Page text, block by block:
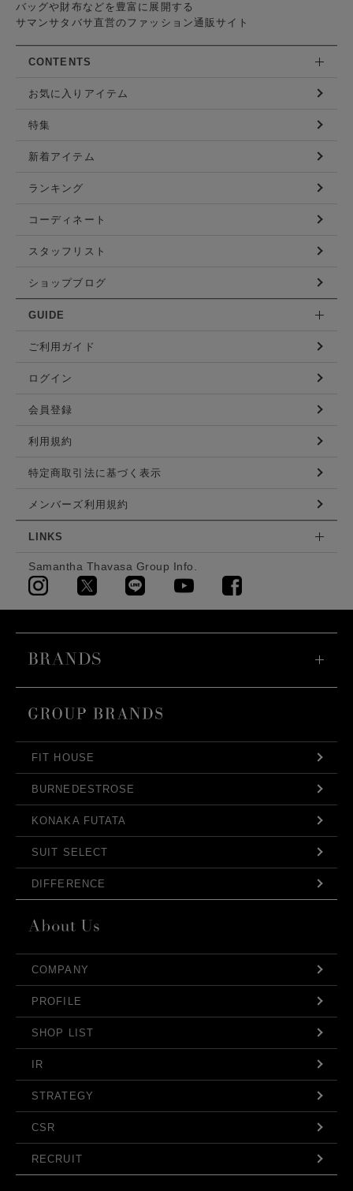
バッグや財布などを豊富に展開する
サマンサタバサ直営のファッション通販サイト
CONTENTS
お気に入りアイテム
特集
新着アイテム
ランキング
コーディネート
スタッフリスト
ショップブログ
GUIDE
ご利用ガイド
ログイン
会員登録
利用規約
特定商取引法に基づく表示
メンバーズ利用規約
LINKS
Samantha Thavasa Group Info.
FIT HOUSE
BURNEDESTROSE
KONAKA FUTATA
SUIT SELECT
DIFFERENCE
COMPANY
PROFILE
SHOP LIST
IR
STRATEGY
CSR
RECRUIT